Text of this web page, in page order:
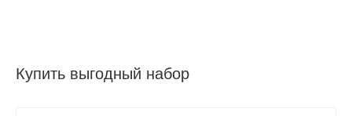
Купить выгодный набор